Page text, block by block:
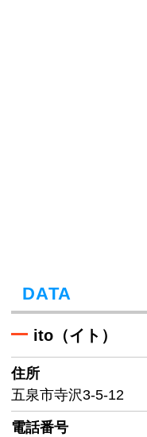
DATA
ito（イト）
住所
五泉市寺沢3-5-12
電話番号